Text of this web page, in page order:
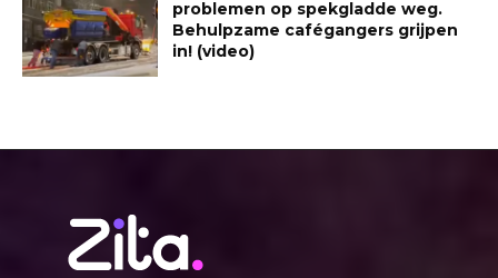
problemen op spekgladde weg.
Behulpzame cafégangers grijpen
in! (video)